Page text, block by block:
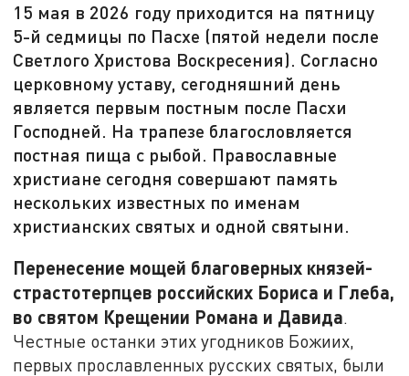
15 мая в 2026 году приходится на пятницу
5-й седмицы по Пасхе (пятой недели после
Светлого Христова Воскресения). Согласно
церковному уставу, сегодняшний день
является первым постным после Пасхи
Господней. На трапезе благословляется
постная пища с рыбой. Православные
христиане сегодня совершают память
нескольких известных по именам
христианских святых и одной святыни.
Перенесение мощей благоверных князей-
страстотерпцев российских Бориса и Глеба,
во святом Крещении Романа и Давида.
Честные останки этих угодников Божиих,
первых прославленных русских святых, были